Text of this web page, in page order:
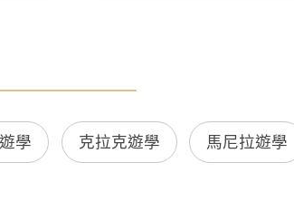
學 克拉克遊學 馬尼拉遊學